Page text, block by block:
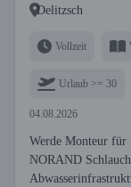
Delitzsch
Vollzeit
Urlaub >= 30
04.08.2026
Werde Monteur für
NORAND